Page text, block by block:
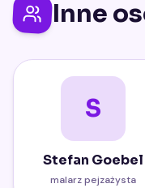
Inne
S
Stefan Goebel
malarz pejzażysta